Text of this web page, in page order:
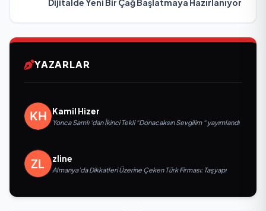
Dijitalde Yeni Bir Çağ Başlatmaya Hazırlanıyor
YAZARLAR
Kamil Hizer
Yonca Samlı ‘dan İkinci Tekli “Donacaksın Sevgilim “ yayımlandı
zline
Almanya’da Dikkatleri Üzerine Çeken Türk Firması: Taşyapı